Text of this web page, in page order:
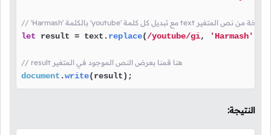
let result = text.replace(/youtube/gi, 'Harmash'
// result هنا قمنا بعرض النص الموجود في المتغير
document .write(result);
النتيجة: